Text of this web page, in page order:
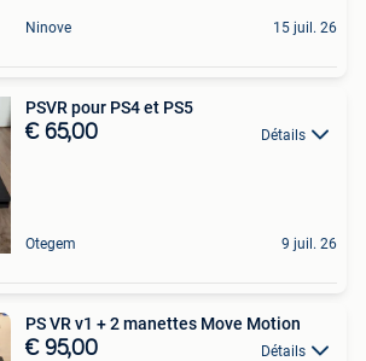
Ninove 15 juil. 26
PSVR pour PS4 et PS5
€ 65,00 Détails
Otegem 9 juil. 26
PS VR v1 + 2 manettes Move Motion
€ 95,00 Détails